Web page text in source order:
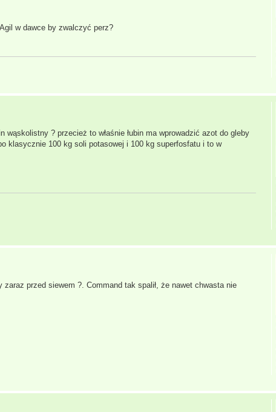
w dawce by zwalczyć perz?
? przecież to właśnie łubin ma wprowadzić azot do gleby
klasycznie 100 kg soli potasowej i 100 kg superfosfatu i to w
przed siewem ?. Command tak spalił, że nawet chwasta nie